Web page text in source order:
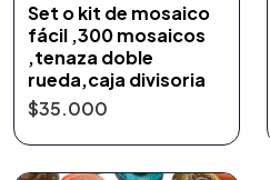
Set o kit de mosaico
fácil ,300 mosaicos
,tenaza doble
rueda,caja divisoria
$35.000